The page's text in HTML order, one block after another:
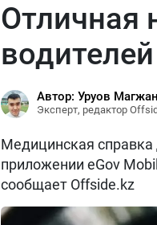
Отличная
водителей
Автор: Уруов Магжан
Эксперт, редактор
Медицинская
приложении eGov
сообщает Offside.kz